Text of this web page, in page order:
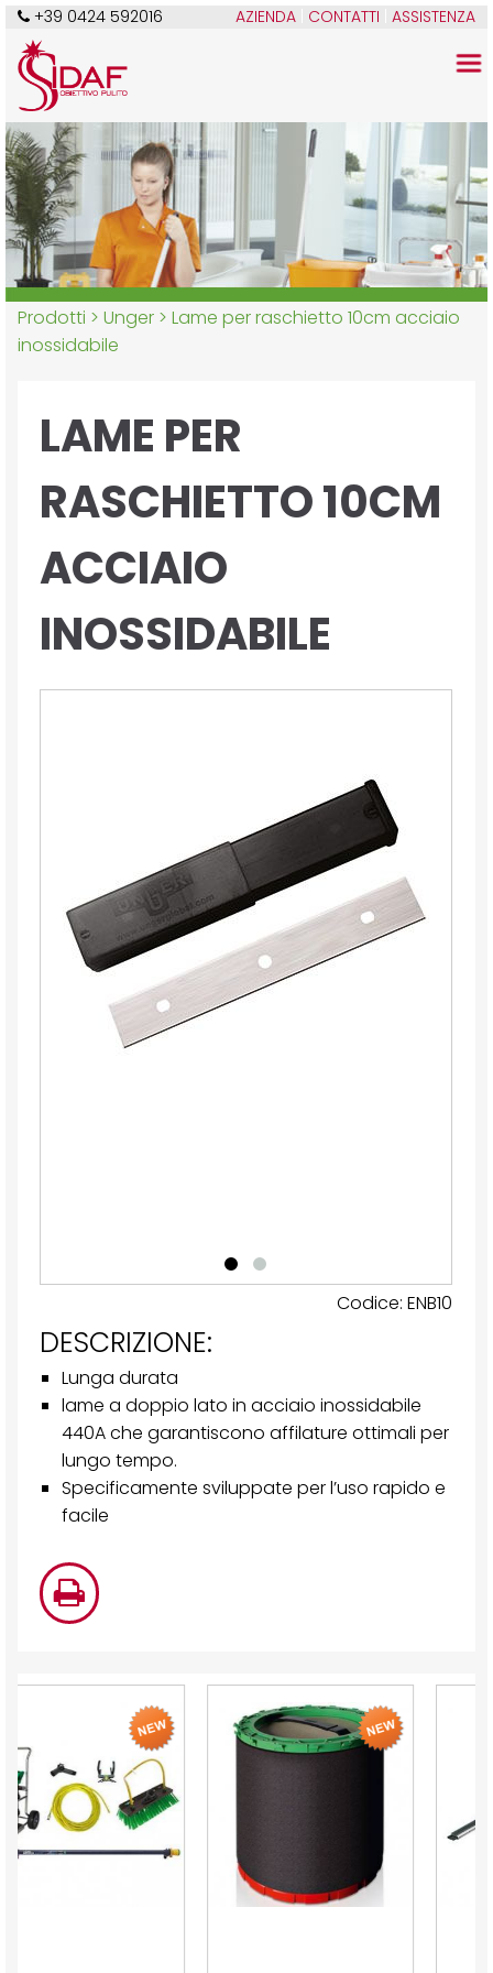
+39 0424 592016 AZIENDA CONTATTI |ASSISTENZA
Prodotti > Unger> Lame per raschietto 10cm acciaio
inossidabile
LAME PER
RASCHIETTO 10CM
ACCIAIO
INOSSIDABILE
Codice: ENB10
DESCRIZIONE:
Lunga durata
lame a doppio lato in acciaio inossidabile
440A che garantiscono affilature ottimali per
lungo tempo.
Specificamente sviluppate per l’uso rapido e
facile